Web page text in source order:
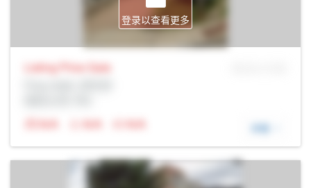
登录以查看更多
Listing Price Sale
N/A
N/A N/A 详细